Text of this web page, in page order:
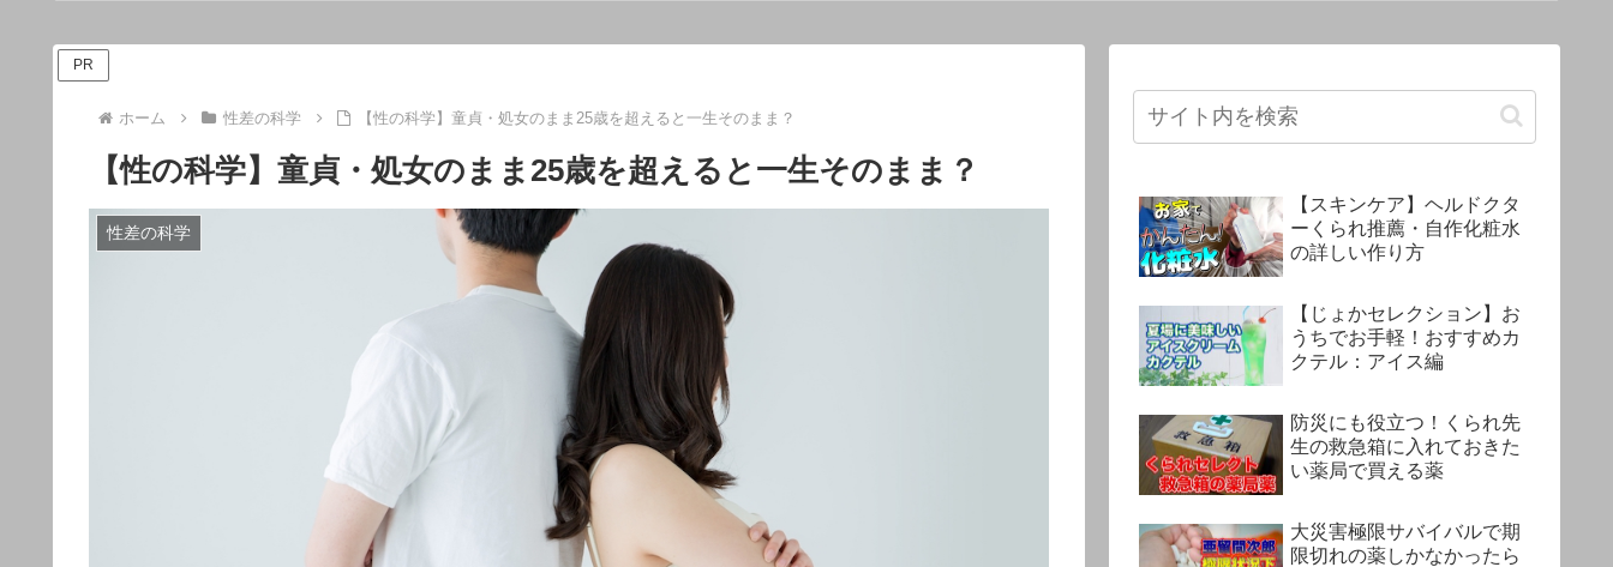
PR
ホーム 性差の科学 【性の科学】童貞・処女のまま25歳を超えると一生そのまま？
【性の科学】童貞・処女のまま25歳を超えると一生そのまま？
性差の科学
【スキンケア】ヘルドクタ
ーくられ推薦・自作化粧水
の詳しい作り方
【じょかセレクション】お
うちでお手軽！おすすめカ
クテル：アイス編
防災にも役立つ！くられ先
生の救急箱に入れておきた
い薬局で買える薬
大災害極限サバイバルで期
限切れの薬しかなかったら